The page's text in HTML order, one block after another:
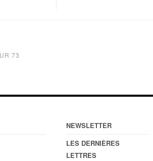
73
NEWSLETTER
LES DERNIÈRES
LETTRES